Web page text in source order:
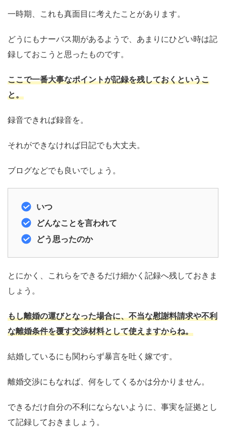
一時期、これも真面目に考えたことがあります。
どうにもナーバス期があるようで、あまりにひどい時は記
録しておこうと思ったものです。
ここで一番大事なポイントが記録を残しておくというこ
と。
録音できれば録音を。
それができなければ日記でも大丈夫。
ブログなどでも良いでしょう。
いつ
どんなことを言われて
どう思ったのか
とにかく、これらをできるだけ細かく記録へ残しておきま
しょう。
もし離婚の運びとなった場合に、不当な慰謝料請求や不利
な離婚条件を覆す交渉材料として使えますからね。
結婚しているにも関わらず暴言を吐く嫁です。
離婚交渉にもなれば、何をしてくるかは分かりません。
できるだけ自分の不利にならないように、事実を証拠とし
て記録しておきましょう。